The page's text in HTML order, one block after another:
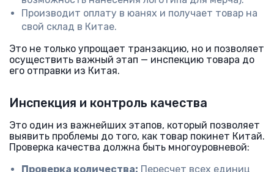
Производит оплату в юанях и получает товар на
свой склад в Китае.
Это не только упрощает транзакцию, но и позволяет
осуществить важный этап — инспекцию товара до
его отправки из Китая.
Инспекция и контроль качества
Это один из важнейших этапов, который позволяет
выявить проблемы до того, как товар покинет Китай.
Проверка качества должна быть многоуровневой:
Проверка количества: Пересчет всех единиц